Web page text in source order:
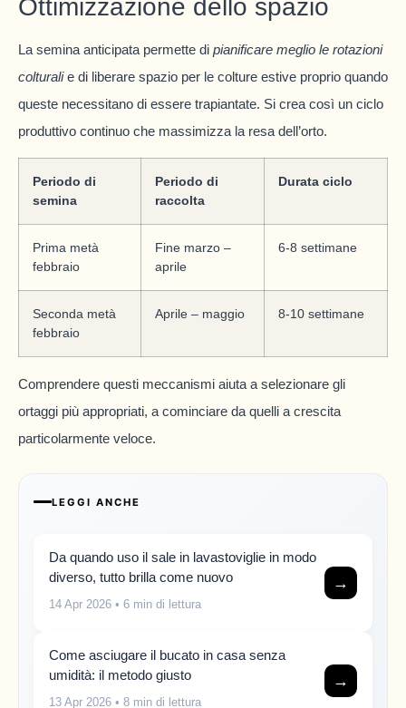
Ottimizzazione dello spazio
La semina anticipata permette di pianificare meglio le rotazioni
colturalie di liberare spazio per le colture estive proprio quando
queste necessitano di essere trapiantate. Si crea così un ciclo
produttivo continuo che massimizza la resa dell’orto.
Periodo di
semina
Periodo di
raccolta
Durata ciclo
Prima metà
febbraio
Fine marzo –
aprile
6-8 settimane
Seconda metà
febbraio
Aprile – maggio 8-10 settimane
Comprendere questi meccanismi aiuta a selezionare gli
ortaggi più appropriati, a cominciare da quelli a crescita
particolarmente veloce.
LEGGI ANCHE
Da quando uso il sale in lavastoviglie in modo
diverso, tutto brilla come nuovo
14 Apr 2026 • 6 min di lettura
→
Come asciugare il bucato in casa senza
umidità: il metodo giusto
13 Apr 2026 • 8 min di lettura
→